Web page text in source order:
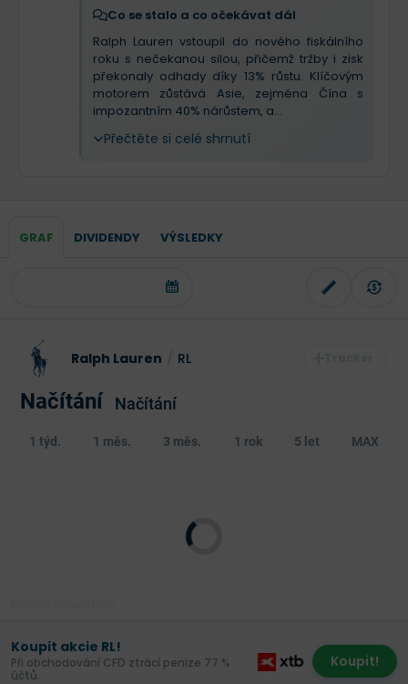
Co se stalo a co očekávat dál
Ralph Lauren vstoupil do nového fiskálního
roku s nečekanou silou, přičemž tržby i zisk
překonaly odhady díky 13% růstu. Klíčovým
motorem zůstává Asie, zejména Čína s
impozantním 40% nárůstem, a...
Přečtěte si celé shrnutí
GRAF DIVIDENDY VÝSLEDKY
Ralph Lauren RL
Načítání Načítání
1 týd. 1 měs. 3 měs. 1 rok 5 let MAX
Koupit akcie RL!
Při obchodování CFD ztrácí peníze 77 %
účtů.
Koupit!